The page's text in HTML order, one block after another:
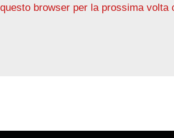
browser per la prossima volta